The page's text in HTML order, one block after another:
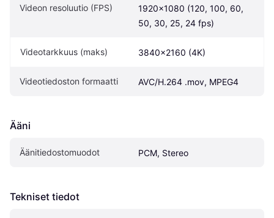
Videon resoluutio (FPS)
1920x1080 (120, 100, 60,
50, 30, 25, 24 fps)
Videotarkkuus (maks) 3840x2160 (4K)
Videotiedoston formaatti AVC/H.264 .mov, MPEG4
Ääni
Äänitiedostomuodot PCM, Stereo
Tekniset tiedot